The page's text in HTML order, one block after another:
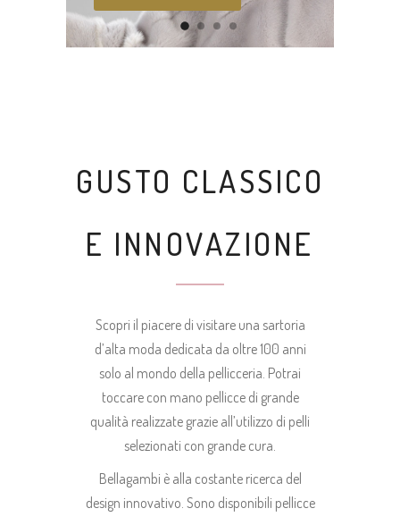
GUSTO CLASSICO
E INNOVAZIONE
Scopri il piacere di visitare una sartoria
d’alta moda dedicata da oltre 100 anni
solo al mondo della pellicceria. Potrai
toccare con mano pellicce di grande
qualità realizzate grazie all’utilizzo di pelli
selezionati con grande cura.
Bellagambi è alla costante ricerca del
design innovativo. Sono disponibili pellicce